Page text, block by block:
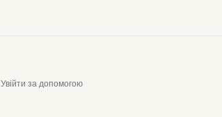
Увійти за допомогою